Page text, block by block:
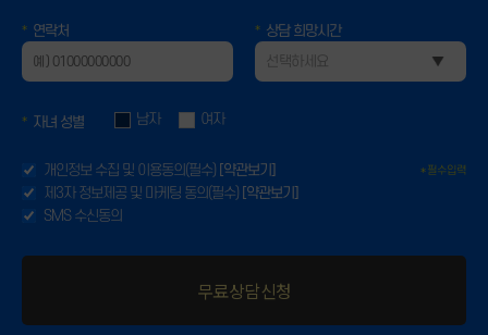
연락처 상담 희망시간
자녀 성별 남자 여자
개인정보 수집 및 이용동의(필수)
[약관보기]
제3자 정보제공 및 마케팅 동의(필수)
[약관보기]
SMS 수신동의